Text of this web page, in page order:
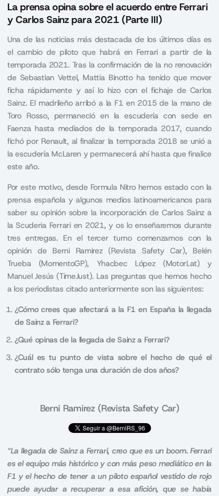
La prensa opina sobre el acuerdo entre Ferrari
y Carlos Sainz para 2021 (Parte III)
Una de las noticias más destacada de los últimos días es
el cambio de piloto que habrá en Ferrari a partir de la
temporada 2021. Tras la confirmación de la no renovación
de Sebastian Vettel, Mattia Binotto ha tenido que mover
ficha rápidamente y así lo hizo con el fichaje de Carlos
Sainz. El madrileño arribó a la F1 en 2015 de la mano de
Toro Rosso, permaneció en la escudería con sede en
Faenza hasta mediados de la temporada 2017, cuando
fichó por Renault, al finalizar la temporada 2018 se unió a
la escudería McLaren y permanecerá ahí hasta que finalice
este año.
Por este motivo, desde Formula Nitrohemos estado con la
prensa española y algunos medios latinoamericanos para
saber su opinión sobre la incorporación de Carlos Sainz a
la Scuderia Ferrari en 2021, y os lo enseñaremos durante
tres entregas. En el tercer turno comenzamos con la
opinión de Berni Ramirez (Revista Safety Car), Belén
Trueba (MomentoGP), Yhacbec López (MotorLat) y
Manuel Jesús (TimeJust). Las preguntas que hemos hecho
a los periodistas citado anteriormente son las siguientes:
¿Cómo crees que afectará a la F1 en España la llegada
de Sainz a Ferrari?
¿Qué opinas de la llegada de Sainz a Ferrari?
¿Cuál es tu punto de vista sobre el hecho de qué el
contrato sólo tenga una duración de dos años?
Berni Ramirez (Revista Safety Car)
“La llegada de Sainz a Ferrari, creo que es un boom. Ferrari
es el equipo más histórico y con más peso mediático en la
F1 y el hecho de tener a un piloto español vestido de rojo
puede ayudar a recuperar a esa afición, que se había